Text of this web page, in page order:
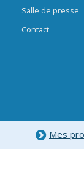
Salle de presse
Contact
Mes